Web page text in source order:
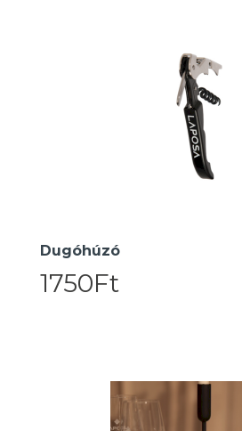
Dugóhúzó
1750Ft